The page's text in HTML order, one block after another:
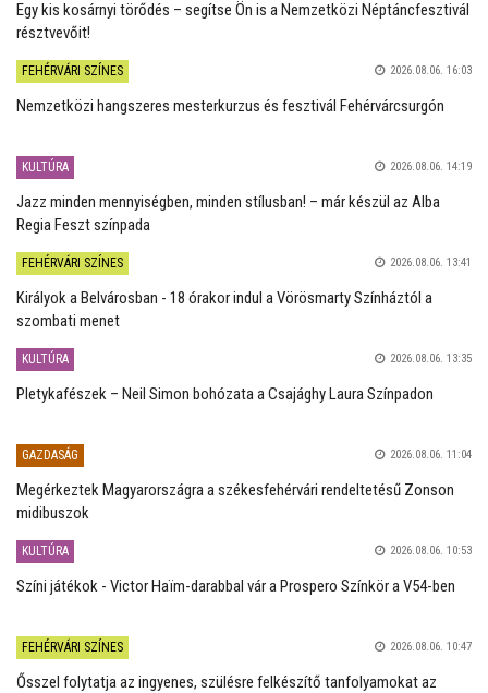
Egy kis kosárnyi törődés – segítse Ön is a Nemzetközi Néptáncfesztivál
résztvevőit!
FEHÉRVÁRI SZÍNES 2026.08.06. 16:03
Nemzetközi hangszeres mesterkurzus és fesztivál Fehérvárcsurgón
KULTÚRA 2026.08.06. 14:19
Jazz minden mennyiségben, minden stílusban! – már készül az Alba
Regia Feszt színpada
FEHÉRVÁRI SZÍNES 2026.08.06. 13:41
Királyok a Belvárosban - 18 órakor indul a Vörösmarty Színháztól a
szombati menet
KULTÚRA 2026.08.06. 13:35
Pletykafészek – Neil Simon bohózata a Csajághy Laura Színpadon
GAZDASÁG 2026.08.06. 11:04
Megérkeztek Magyarországra a székesfehérvári rendeltetésű Zonson
midibuszok
KULTÚRA 2026.08.06. 10:53
Színi játékok - Victor Haïm-darabbal vár a Prospero Színkör a V54-ben
FEHÉRVÁRI SZÍNES 2026.08.06. 10:47
Ősszel folytatja az ingyenes, szülésre felkészítő tanfolyamokat az